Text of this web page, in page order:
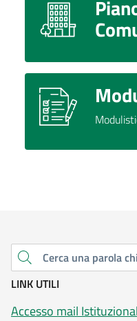
Cerca una parola chiave
LINK UTILI
Accesso mail